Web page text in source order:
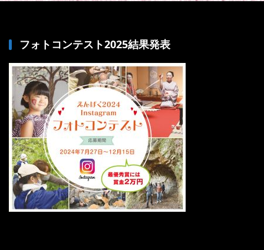
フォトコンテスト2025結果発表